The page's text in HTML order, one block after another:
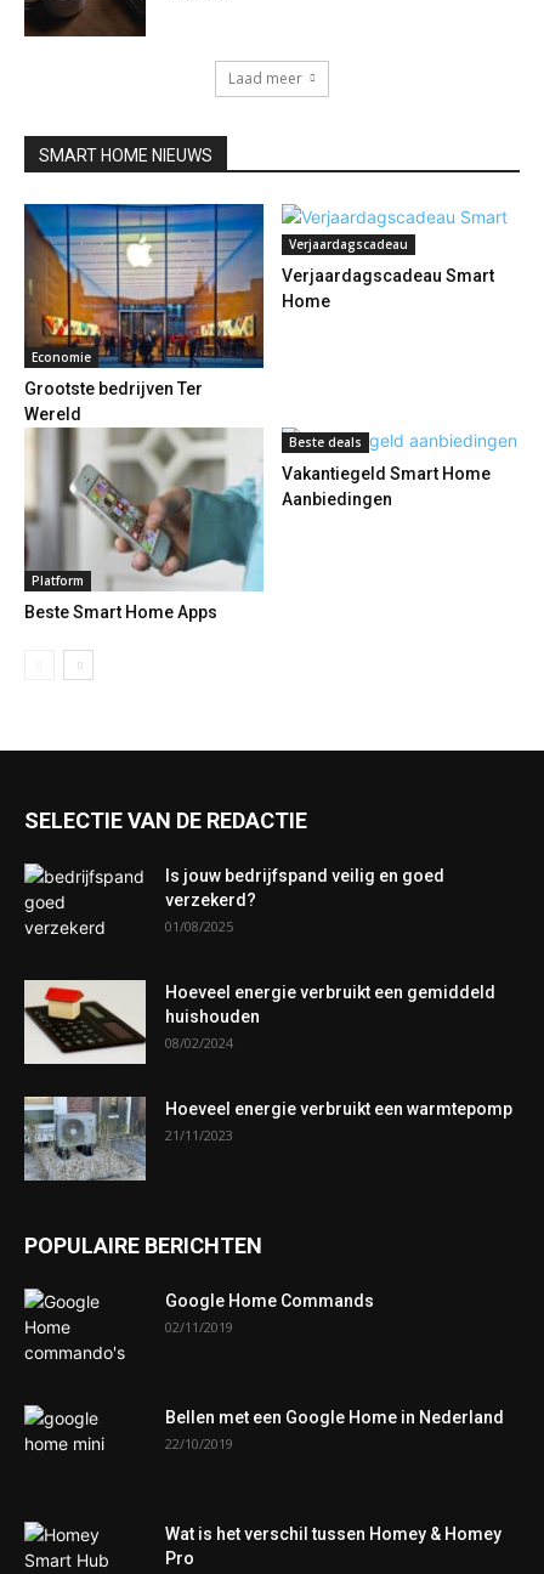
Laad meer
SMART HOME NIEUWS
Economie
Grootste bedrijven Ter
Wereld
Verjaardagscadeau
Verjaardagscadeau Smart
Home
Platform
Beste Smart Home Apps
Beste deals
Vakantiegeld Smart Home
Aanbiedingen
SELECTIE VAN DE REDACTIE
Is jouw bedrijfspand veilig en goed
verzekerd?
01/08/2025
Hoeveel energie verbruikt een gemiddeld
huishouden
08/02/2024
Hoeveel energie verbruikt een warmtepomp
21/11/2023
POPULAIRE BERICHTEN
Google Home Commands
02/11/2019
Bellen met een Google Home in Nederland
22/10/2019
Wat is het verschil tussen Homey & Homey
Pro